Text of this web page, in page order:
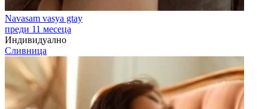
Navasam vasya gtay
преди 11 месеца
Индивидуално
Сливница